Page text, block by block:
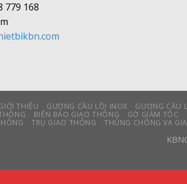
779 168
THIỆU GƯƠNG CẦU LỒI INOX GƯƠNG CẦU
BIỂN BÁO GIAO THÔNG GỜ GIẢM TỐC
TRỤ GIAO THÔNG THÙNG CHỐNG VA